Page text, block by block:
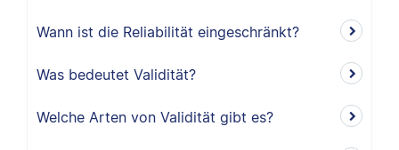
Wann ist die Reliabilität eingeschränkt?
Was bedeutet Validität?
Welche Arten von Validität gibt es?